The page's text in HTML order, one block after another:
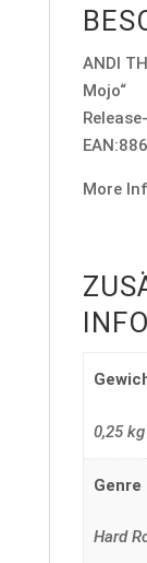
ANDI
Mojo“
More
0,25 kg
Genre
Hard